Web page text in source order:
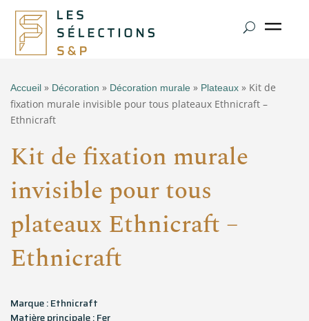
Accueil » Décoration » Décoration murale » Plateaux » Kit de
fixation murale invisible pour tous plateaux Ethnicraft –
Ethnicraft
Kit de fixation murale
invisible pour tous
plateaux Ethnicraft –
Ethnicraft
Marque : Ethnicraft
Matière principale : Fer